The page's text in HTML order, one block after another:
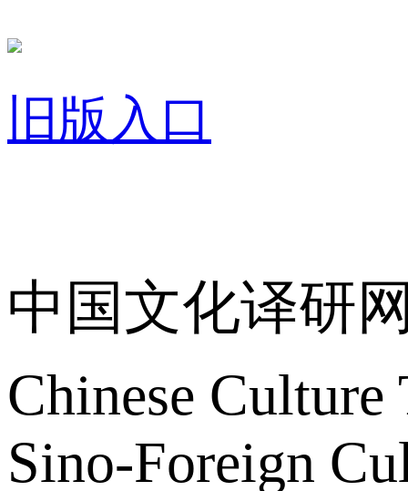
旧版入口
中国文化译研
Chinese
Sino-Foreign